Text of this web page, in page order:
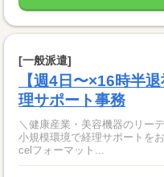
[一般派遣]
【週4日〜×16時半
理サポート事務
＼健康産業・美容機器のリー
小規模環境で経理サポートをお任せします。
celフォーマット...